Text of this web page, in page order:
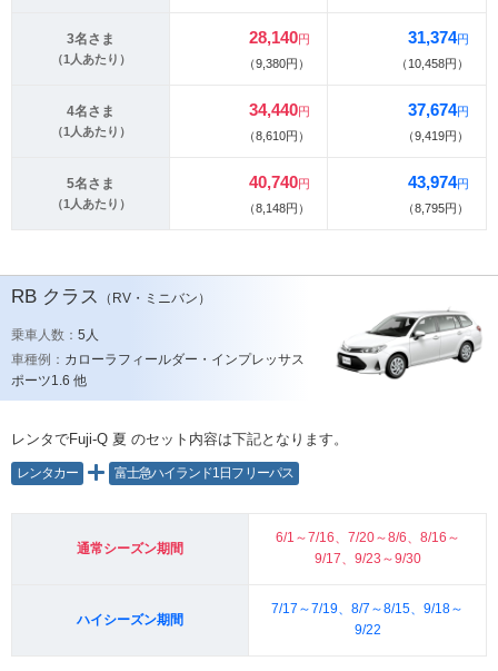
3名さま
（1人あたり）
28,140円
（9,380円）
31,374円
（10,458円）
4名さま
（1人あたり）
34,440円
（8,610円）
37,674円
（9,419円）
5名さま
（1人あたり）
40,740円
（8,148円）
43,974円
（8,795円）
RB クラス （RV・ミニバン）
乗車人数： 5人
車種例： カローラフィールダー・インプレッサス
ポーツ1.6 他
レンタでFuji-Q 夏 のセット内容は下記となります。
レンタカー 富士急ハイランド1日フリーパス
通常シーズン期間
6/1～7/16、7/20～8/6、8/16～
9/17、9/23～9/30
ハイシーズン期間
7/17～7/19、8/7～8/15、9/18～
9/22